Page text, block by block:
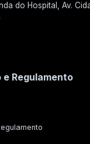
do Hospital, Av.
Regulamento